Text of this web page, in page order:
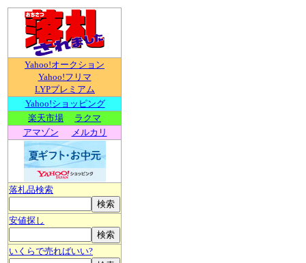
Yahoo!オークション
Yahoo!フリマ
LYPプレミアム
Yahoo!ショッピング
楽天市場
ラクマ
アマゾン
メルカリ
落札品検索
安値探し
いくらで売ればいい?